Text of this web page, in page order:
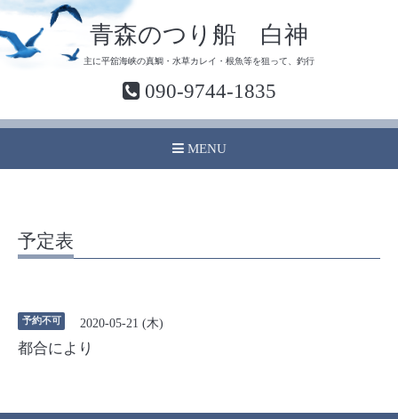
青森のつり船 白神
主に平舘海峡の真鯛・水草カレイ・根魚等を狙って、釣行
090-9744-1835
MENU
予定表
予約不可 2020-05-21 (木)
都合により